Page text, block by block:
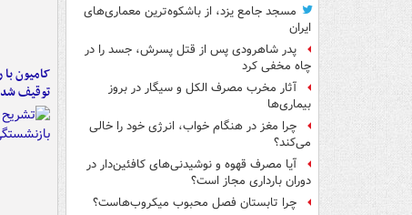
مسجد جامع یزد، از باشکوه‌ترین معماری‌های
ایران
پدر شاهرودی پس از قتل پسرش، جسد را در
چاه مخفی کرد
آثار مخرب مصرف الکل و سیگار در بروز
بیماری‌ها
چرا مغز در هنگام خواب، انرژی خود را خالی
می‌کند؟
آیا مصرف قهوه و نوشیدنی‌های کافئین‌دار در
دوران بارداری مجاز است؟
چرا تابستان فصل محبوب میکروب‌هاست؟
توقیف شد